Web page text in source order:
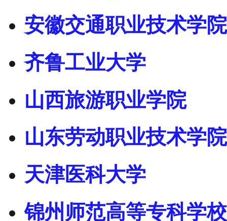
安徽交通职业技术学院
齐鲁工业大学
山西旅游职业学院
山东劳动职业技术学院
天津医科大学
锦州师范高等专科学校